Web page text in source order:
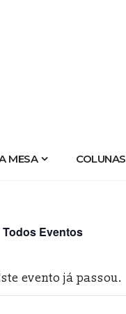
MESA COLUNAS
Todos Eventos
evento já passou.